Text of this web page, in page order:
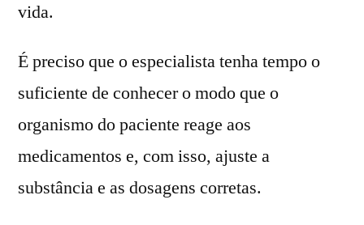
vida.
É preciso que o especialista tenha tempo o
suficiente de conhecer o modo que o
organismo do paciente reage aos
medicamentos e, com isso, ajuste a
substância e as dosagens corretas.